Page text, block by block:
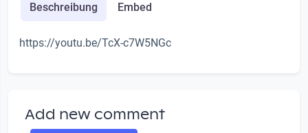
Beschreibung Embed
https://youtu.be/TcX-c7W5NGc
Add new comment